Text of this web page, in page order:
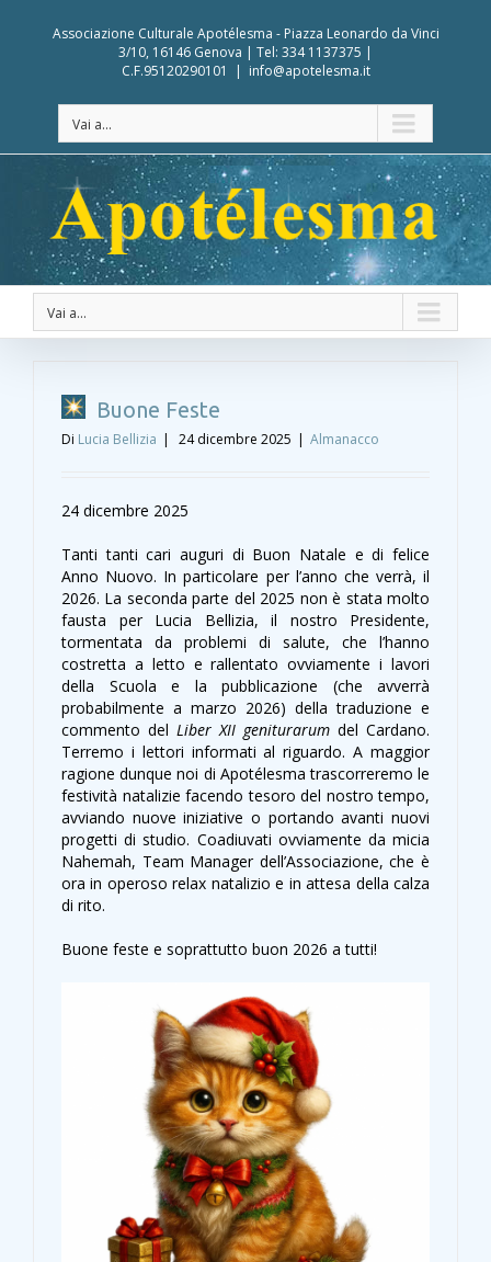
Associazione Culturale Apotélesma - Piazza Leonardo da Vinci
3/10, 16146 Genova | Tel: 334 1137375 |
C.F.95120290101
| info@apotelesma.it
Vai a...
Vai a...
Buone Feste
Di Lucia Bellizia | 24 dicembre 2025 | Almanacco
24 dicembre 2025
Tanti tanti cari auguri di Buon Natale e di felice
Anno Nuovo. In particolare per l’anno che verrà, il
2026. La seconda parte del 2025 non è stata molto
fausta per Lucia Bellizia, il nostro Presidente,
tormentata da problemi di salute, che l’hanno
costretta a letto e rallentato ovviamente i lavori
della Scuola e la pubblicazione (che avverrà
probabilmente a marzo 2026) della traduzione e
commento del Liber XII geniturarum del Cardano.
Terremo i lettori informati al riguardo. A maggior
ragione dunque noi di Apotélesma trascorreremo le
festività natalizie facendo tesoro del nostro tempo,
avviando nuove iniziative o portando avanti nuovi
progetti di studio. Coadiuvati ovviamente da micia
Nahemah, Team Manager dell’Associazione, che è
ora in operoso relax natalizio e in attesa della calza
di rito.
Buone feste e soprattutto buon 2026 a tutti!